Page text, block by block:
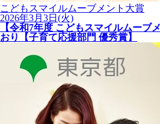
こどもスマイルムーブメント大賞
2026年3月3日(火)
【令和7年度 こどもスマイルムーブ
おり【子育て応援部門 優秀賞】